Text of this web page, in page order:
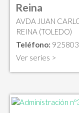
Reina
AVDA JUAN
REINA (TOLEDO)
Teléfono:
Ver series >